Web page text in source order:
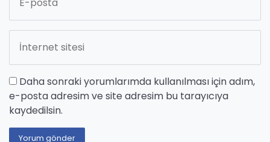
Daha sonraki yorumlarımda kullanılması için adım,
e-posta adresim ve site adresim bu tarayıcıya
kaydedilsin.